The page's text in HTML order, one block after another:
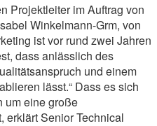
Projektleiter im Auftrag von
Winkelmann-Grm, von
ist vor rund zwei Jahren
dass anlässlich des
und einem
lässt.“ Dass es sich
um eine große
erklärt Senior Technical